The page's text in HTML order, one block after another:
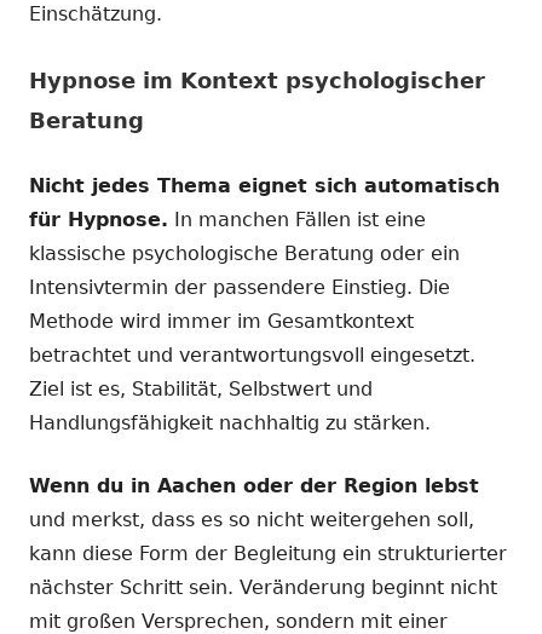
Einschätzung.
Hypnose im Kontext psychologischer
Beratung
Nicht jedes Thema eignet sich automatisch
für Hypnose. In manchen Fällen ist eine
klassische psychologische Beratung oder ein
Intensivtermin der passendere Einstieg. Die
Methode wird immer im Gesamtkontext
betrachtet und verantwortungsvoll eingesetzt.
Ziel ist es, Stabilität, Selbstwert und
Handlungsfähigkeit nachhaltig zu stärken.
Wenn du in Aachen oder der Region lebst
und merkst, dass es so nicht weitergehen soll,
kann diese Form der Begleitung ein strukturierter
nächster Schritt sein. Veränderung beginnt nicht
mit großen Versprechen, sondern mit einer